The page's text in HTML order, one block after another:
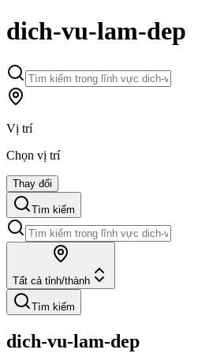
dich-vu-lam-dep
Vị trí
Chọn vị trí
Thay đổi
Tìm kiếm
Tất cả tỉnh/thành
Tìm kiếm
dich-vu-lam-dep